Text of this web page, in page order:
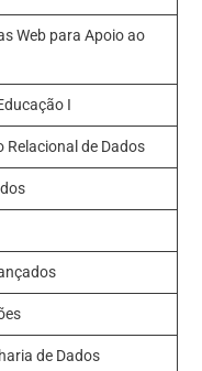
Web para Apoio ao
I
Relacional de Dados
de Dados